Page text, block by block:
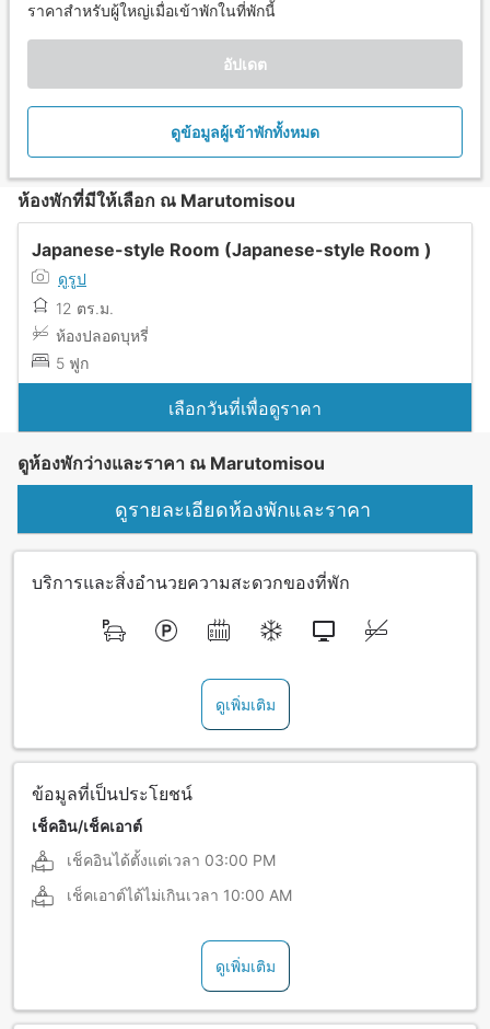
ราคาสำหรับผู้ใหญ่เมื่อเข้าพักในที่พักนี้
อัปเดต
ดูข้อมูลผู้เข้าพักทั้งหมด
ห้องพักที่มีให้เลือก ณ Marutomisou
Japanese-style Room (Japanese-style Room )
ดูรูป
12 ตร.ม.
ห้องปลอดบุหรี่
5 ฟูก
เลือกวันที่เพื่อดูราคา
ดูห้องพักว่างและราคา ณ Marutomisou
ดูรายละเอียดห้องพักและราคา
บริการและสิ่งอำนวยความสะดวกของที่พัก
ดูเพิ่มเติม
ข้อมูลที่เป็นประโยชน์
เช็คอิน/เช็คเอาต์
เช็คอินได้ตั้งแต่เวลา 03:00 PM
เช็คเอาต์ได้ไม่เกินเวลา 10:00 AM
ดูเพิ่มเติม